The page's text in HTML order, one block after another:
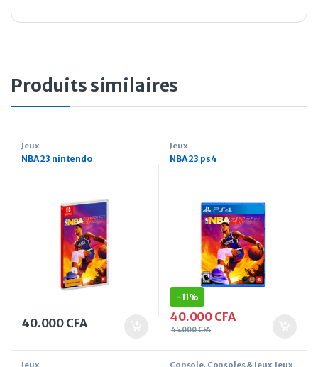
Produits similaires
Jeux
NBA 23 nintendo
40.000 CFA
Jeux
NBA 23 ps4
-11%
40.000 CFA
45.000CFA
Jeux Console, Consoles & Jeux, Jeux